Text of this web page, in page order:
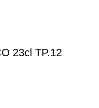
23cl TP.12